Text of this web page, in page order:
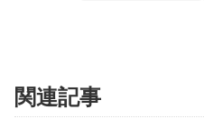
関連記事